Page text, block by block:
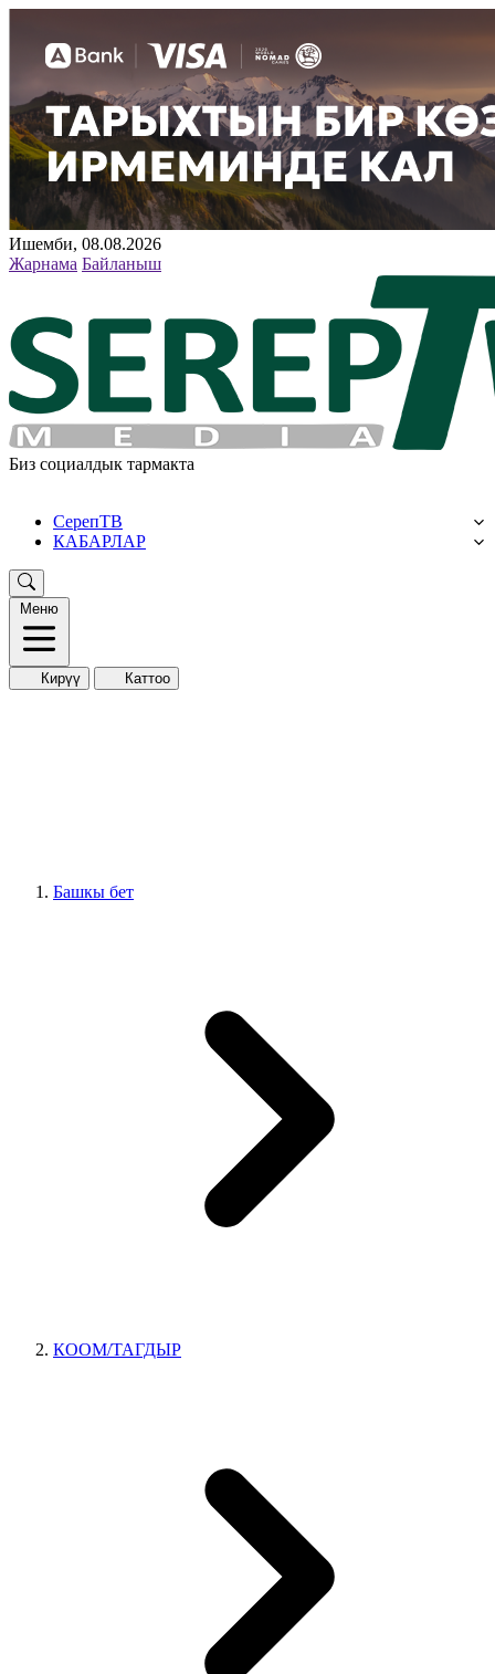
Ишемби, 08.08.2026
Жарнама Байланыш
Биз социалдык тармакта
СерепТВ
КАБАРЛАР
Меню
Кирүү Каттоо
Башкы бет
КООМ/ТАГДЫР